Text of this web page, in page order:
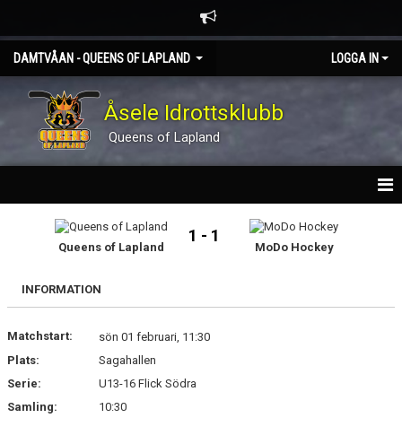
DAMTVÅAN - QUEENS OF LAPLAND LOGGA IN
Åsele Idrottsklubb
Queens of Lapland
KALENDER
TRUPPEN
BILDGALLERI
Queens of Lapland
1 - 1
MoDo Hockey
INFORMATION
Matchstart:
sön 01 februari, 11:30
Plats:
Sagahallen
Serie:
U13-16 Flick Södra
Samling:
10:30